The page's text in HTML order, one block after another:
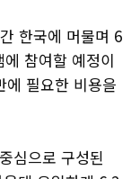
한국에 머물며 6
참여할 예정이
에 필요한 비용을
심으로 구성된